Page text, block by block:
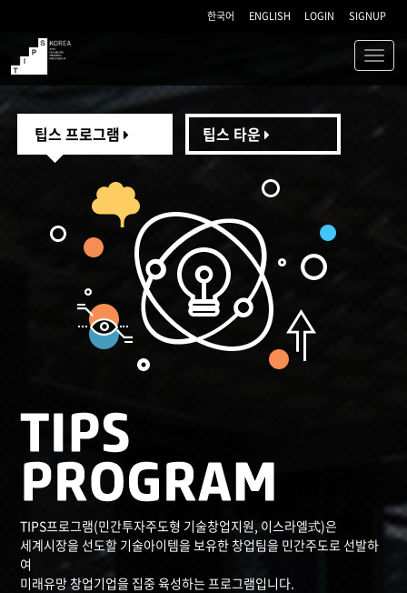
한국어 ENGLISH LOGIN SIGNUP
TIPS
팁스 프로그램 팁스 타운
TIPS프로그램(민간투자주도형 기술창업지원, 이스라엘式)은
세계시장을 선도할 기술아이템을 보유한 창업팀을 민간주도로 선발하
여
미래유망 창업기업을 집중 육성하는 프로그램입니다.